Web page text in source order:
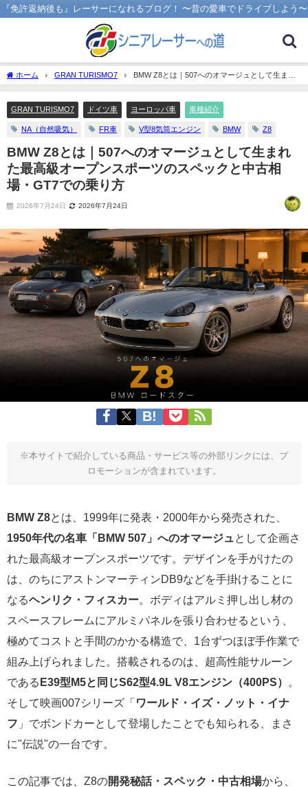
『免許返納後も』レーサーになれるブログ！ 〜昔の愛車でドライブしよう〜
ホーム GRAN TURISMO7
BMW Z8とは｜507へのオマージュとして生まれ
た最高級オープンスポーツのスペックと中古相場・GT7での乗り方
GRAN TURISMO7 ドイツ車 ヨーロッパ車 車種紹介
NA（自然吸気） FR車 V型8気筒エンジン BMW Z8
BMW Z8とは｜507へのオマージュとして生まれ
た最高級オープンスポーツのスペックと中古相
場・GT7での乗り方
2026年7月24日 2026年7月24日
※本サイトで紹介している商品・サービス等の外部リンクには、プ
ロモーションが含まれています。
BMW Z8とは、1999年に発表・2000年から発売された、
1950年代の名車「BMW 507」へのオマージュ として企画さ
れた最高級オープンスポーツです。デザインを手がけたの
は、のちにアストンマーティンDB9などを手掛けることに
なるヘンリク・フィスカー 。ボディはアルミ押し出し材の
スペースフレームにアルミパネルを張り合わせるという、
極めてコストと手間のかかる構造で、1台ずつほぼ手作業で
組み上げられました。搭載されるのは、超高性能サルーン
であるE39型M5と同じS62型4.9L V8エンジン（400PS）
そして映画007シリーズ「ワールド・イズ・ノット・イナ
フ 」でボンドカーとして登場したことでも知られる、まさ
に"伝説"の一台です。
この記事では、Z8の開発秘話・スペック・中古相場から、